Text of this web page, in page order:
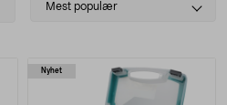
Mest populær
Nyhet